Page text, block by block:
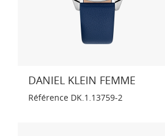
DANIEL KLEIN FEMME
Référence DK.1.13759-2